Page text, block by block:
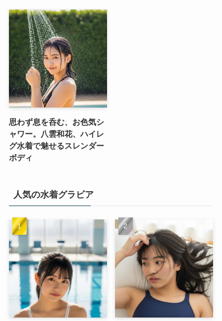
思わず息を呑む、お色気シ
ャワー。八雲和花、ハイレ
グ水着で魅せるスレンダー
ボディ
人気の水着グラビア